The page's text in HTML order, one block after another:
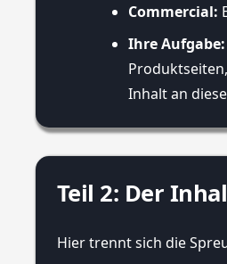
Commercial:
Ihre Aufgabe:
Inhalt an
Teil 2: Der
Hier trennt sich die